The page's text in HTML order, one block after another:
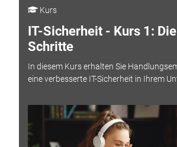
Kurs
IT-Sicherheit - Kurs 1:
Schritte
In diesem Kurs erhalten Sie
eine verbesserte IT-Sicherheit in Ihrem